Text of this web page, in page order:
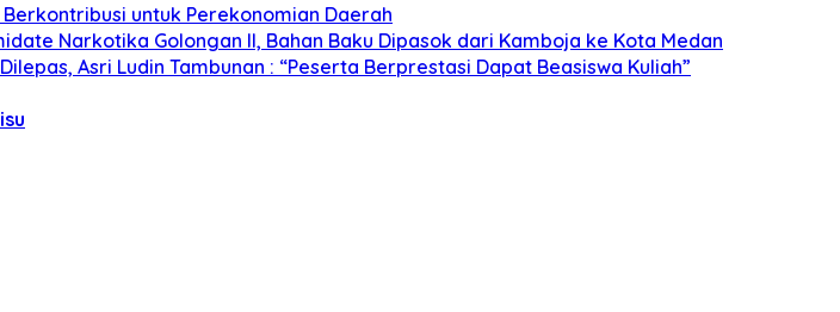
untuk Perekonomian Daerah
Narkotika Golongan II, Bahan Baku Dipasok dari Kamboja ke Kota Medan
Asri Ludin Tambunan : “Peserta Berprestasi Dapat Beasiswa Kuliah”